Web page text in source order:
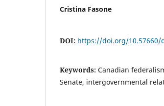
Cristina Fasone
DOI: https://doi.org/10.57660/
Keywords: Canadian
Senate, intergovernmental